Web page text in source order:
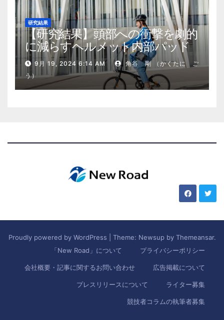
研究結果
【研究結果】頭部への衝撃を劇的
に減らすヘルメット内部パッド
9月 19, 2024 6:14 AM
角谷 剛 （かくたに ご
う）
Proudly powered by WordPress Theme: Newsup by Themeansar.
「New Road」について
プライバシーポリシー
会社概要・記事に関するお問い合わせ 広告掲載について
プレスリリースについて ライター募集
競技者コラムの執筆者募集